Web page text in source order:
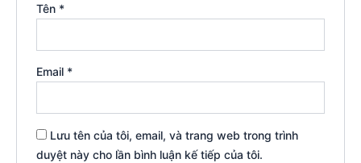
Tên *
Email *
Lưu tên của tôi, email, và trang web trong trình
duyệt này cho lần bình luận kế tiếp của tôi.